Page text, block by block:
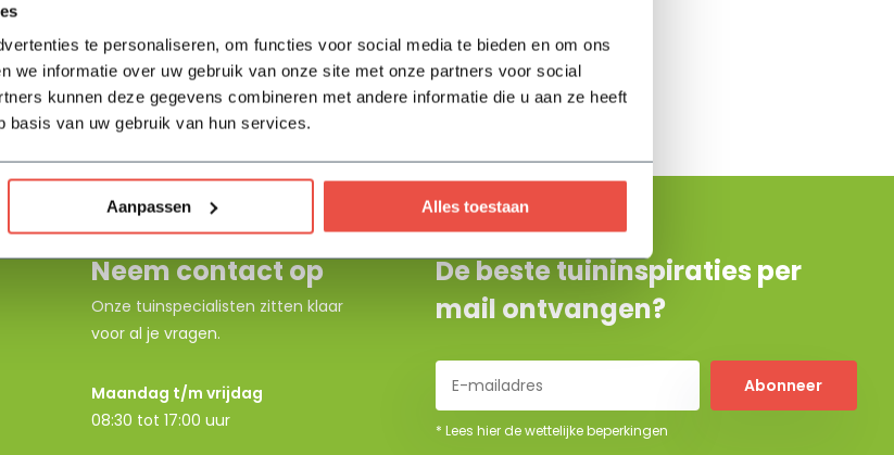
te personaliseren, om functies voor social media te bieden en om ons
we informatie over uw gebruik van onze site met onze partners voor social
kunnen deze gegevens combineren met andere informatie die u aan ze heeft
basis van uw gebruik van hun services.
Aanpassen Alles toestaan
Neem contact op
Onze tuinspecialisten zitten klaar
voor al je vragen.
Maandag t/m vrijdag
08:30 tot 17:00 uur
De beste tuininspiraties per
mail ontvangen?
Abonneer
* Lees hier de wettelijke beperkingen